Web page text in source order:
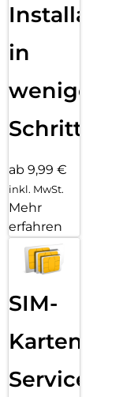
Installation
in
wenigen
Schritten
ab 9,99 €
inkl. MwSt.
Mehr
erfahren
SIM-
Karten
Service: